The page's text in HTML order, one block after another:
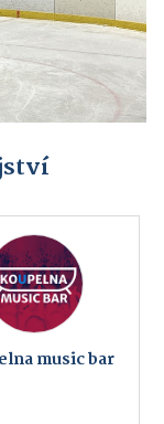
music bar